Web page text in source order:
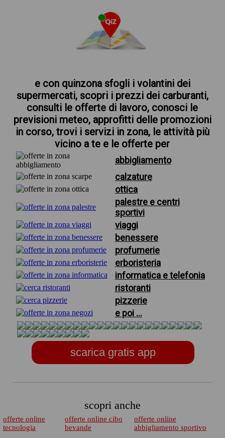
e con quinzona sfogli i volantini dei
supermercati, scopri i prezzi dei carburanti,
consulti le offerte di lavoro, conosci le
previsioni meteo, approfitti delle promozioni
in corso, trovi i servizi in zona, le attività più
vicino a te e le offerte per
abbigliamento
calzature
ottica
palestre e centri
sportivi
viaggi
benessere
profumerie
erboristeria
informatica e telefonia
ristoranti
pizzerie
e poi ...
scarica gratis app
scopri anche
offerte online
tecnologia
offerte online cibo
bevande
offerte online
abbigliamento sportivo